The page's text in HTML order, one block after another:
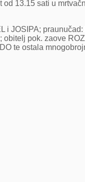
13.15 sati u
i JOSIPA;
pok. zaove
te ostala